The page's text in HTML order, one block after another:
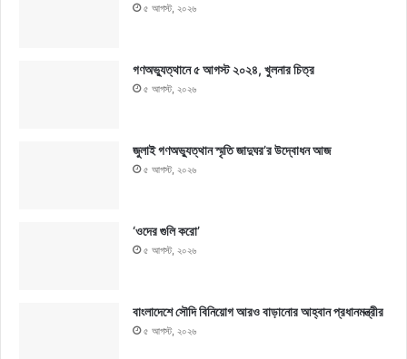
৫ আগস্ট, ২০২৬
গণঅভ্যুত্থানে ৫ আগস্ট ২০২৪, খুলনার চিত্র
৫ আগস্ট, ২০২৬
জুলাই গণঅভ্যুত্থান স্মৃতি জাদুঘর’র উদ্বোধন আজ
৫ আগস্ট, ২০২৬
‘ওদের গুলি করো’
৫ আগস্ট, ২০২৬
বাংলাদেশে সৌদি বিনিয়োগ আরও বাড়ানোর আহ্বান প্রধানমন্ত্রীর
৫ আগস্ট, ২০২৬